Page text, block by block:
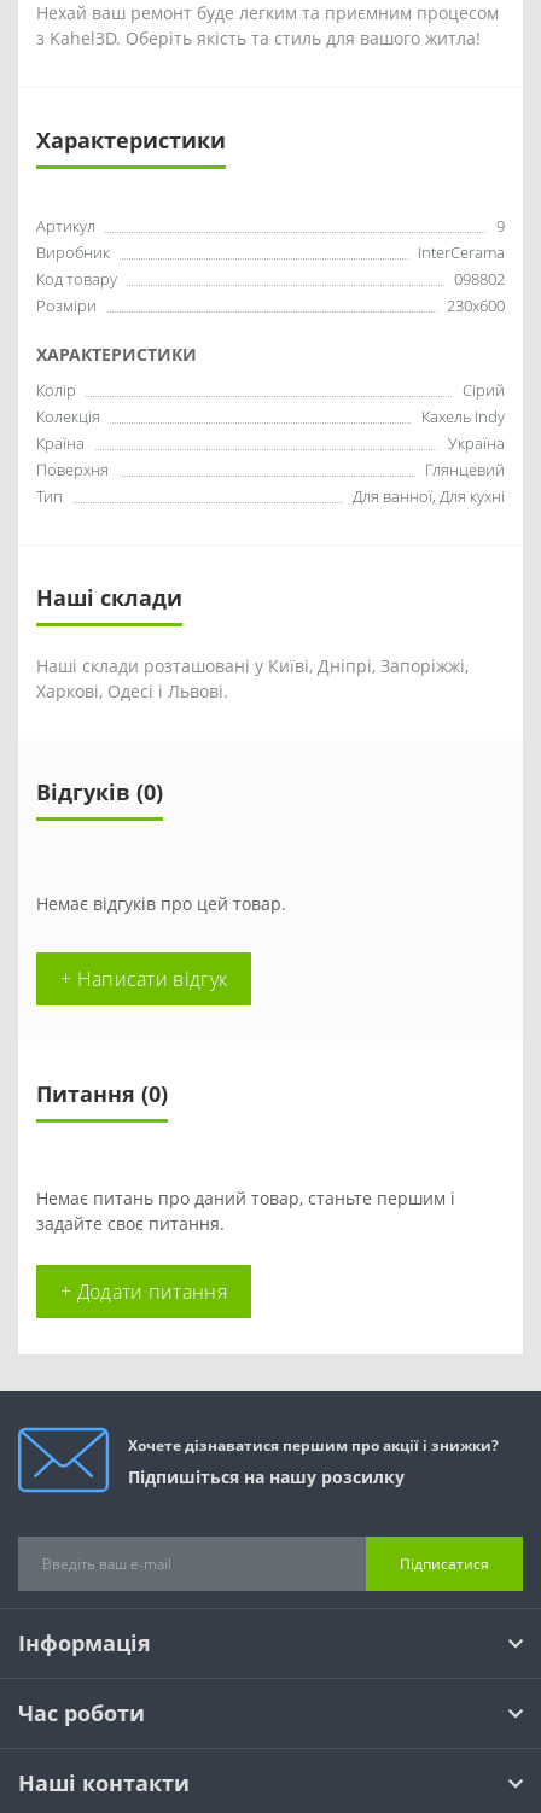
Нехай ваш ремонт буде легким та приємним процесом
з Kahel3D. Оберіть якість та стиль для вашого житла!
Характеристики
Артикул
9
Виробник
InterCerama
Код товару
098802
Розміри
230x600
ХАРАКТЕРИСТИКИ
Колір
Сірий
Колекція
Кахель Indy
Країна
Україна
Поверхня
Глянцевий
Тип
Для ванної, Для кухні
Наші склади
Наші склади розташовані у Київі, Дніпрі, Запоріжжі,
Харкові, Одесі і Львові.
Відгуків (0)
Немає відгуків про цей товар.
+ Написати відгук
Питання (0)
Немає питань про даний товар, станьте першим і
задайте своє питання.
+ Додати питання
Хочете дізнаватися першим про акції і знижки?
Підпишіться на нашу розсилку
Підписатися
Інформація
Час роботи
Наші контакти